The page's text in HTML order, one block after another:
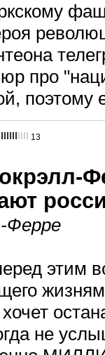
про
поэтому
13
Ферре
этим
не